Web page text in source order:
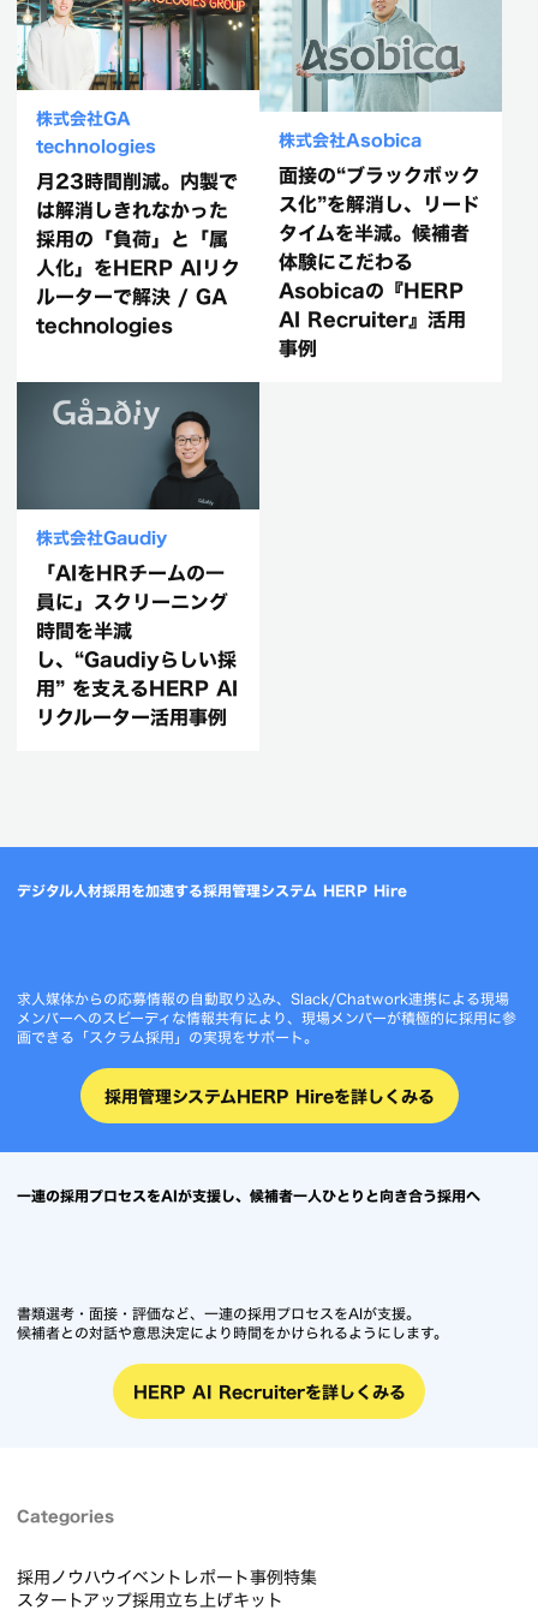
株式会社GA
technologies
月23時間削減。内製で
は解消しきれなかった
採用の「負荷」と「属
人化」をHERP AIリク
ルーターで解決 / GA
technologies
株式会社Asobica
面接の“ブラックボック
ス化”を解消し、リード
タイムを半減。候補者
体験にこだわる
Asobicaの『HERP
AI Recruiter』活用
事例
株式会社Gaudiy
「AIをHRチームの一
員に」スクリーニング
時間を半減
し、“Gaudiyらしい採
用” を支えるHERP AI
リクルーター活用事例
デジタル人材採用を加速する採用管理システム HERP Hire
求人媒体からの応募情報の自動取り込み、Slack/Chatwork連携による現場
メンバーへのスピーディな情報共有により、現場メンバーが積極的に採用に参
画できる「スクラム採用」の実現をサポート。
採用管理システムHERP Hireを詳しくみる
一連の採用プロセスをAIが支援し、候補者一人ひとりと向き合う採用へ
書類選考・面接・評価など、一連の採用プロセスをAIが支援。
候補者との対話や意思決定により時間をかけられるようにします。
HERP AI Recruiterを詳しくみる
Categories
採用ノウハウイベントレポート事例特集
スタートアップ採用立ち上げキット